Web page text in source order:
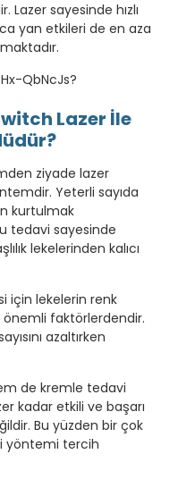
sayesinde hızlı
yan etkileri de en aza
QbNcJs?
Lazer İle
ziyade lazer
Yeterli sayıda
kurtulmak
tedavi sayesinde
lekelerinden kalıcı
için lekelerin renk
faktörlerdendir.
azaltırken
de kremle tedavi
kadar etkili ve başarı
Bu yüzden bir çok
yöntemi tercih